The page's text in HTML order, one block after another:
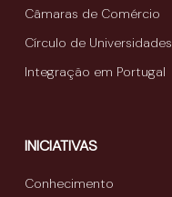
Câmaras de Comércio
Círculo de Universidades
Integração em Portugal
INICIATIVAS
Conhecimento